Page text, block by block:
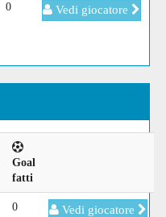
0 Vedi giocatore
Goal
fatti
0 Vedi giocatore